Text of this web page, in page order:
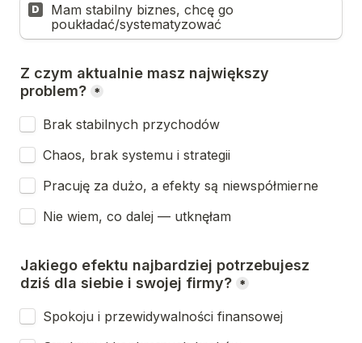
D
Mam stabilny biznes, chcę go
poukładać/systematyzować
Z czym aktualnie masz największy
problem? *
Brak stabilnych przychodów
Chaos, brak systemu i strategii
Pracuję za dużo, a efekty są niewspółmierne
Nie wiem, co dalej — utknęłam
Jakiego efektu najbardziej potrzebujesz
dziś dla siebie i swojej firmy? *
Spokoju i przewidywalności finansowej